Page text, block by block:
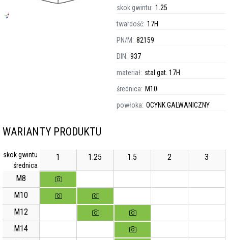
skok gwintu: 1.25
twardość: 17H
PN/M: 82159
DIN: 937
materiał: stal gat. 17H
średnica: M10
powłoka: OCYNK GALWANICZNY
WARIANTY PRODUKTU
skok gwintu
średnica
1 1.25 1.5 2 3
M8
M10
M12
M14